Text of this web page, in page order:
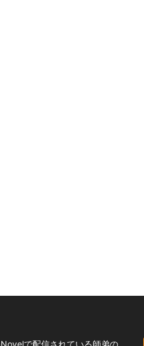
で配信されている師弟の